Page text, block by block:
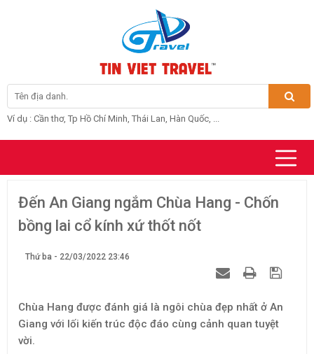
Ví dụ : Cần thơ, Tp Hồ Chí Minh, Thái Lan, Hàn Quốc, ...
Đến An Giang ngắm Chùa Hang - Chốn
bồng lai cổ kính xứ thốt nốt
Thứ ba - 22/03/2022 23:46
Chùa Hang được đánh giá là ngôi chùa đẹp nhất ở An
Giang với lối kiến trúc độc đáo cùng cảnh quan tuyệt
vời.